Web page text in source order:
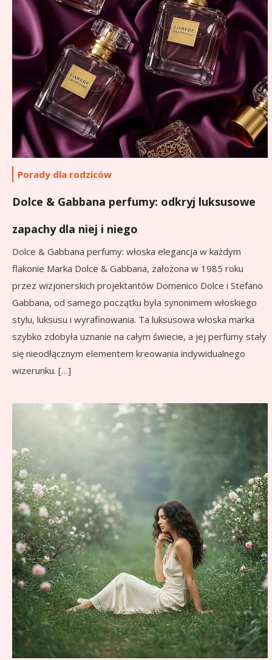
Porady dla rodziców
Dolce & Gabbana perfumy: odkryj luksusowe
zapachy dla niej i niego
Dolce & Gabbana perfumy: włoska elegancja w każdym
flakonie Marka Dolce & Gabbana, założona w 1985 roku
przez wizjonerskich projektantów Domenico Dolce i Stefano
Gabbana, od samego początku była synonimem włoskiego
stylu, luksusu i wyrafinowania. Ta luksusowa włoska marka
szybko zdobyła uznanie na całym świecie, a jej perfumy stały
się nieodłącznym elementem kreowania indywidualnego
wizerunku. […]